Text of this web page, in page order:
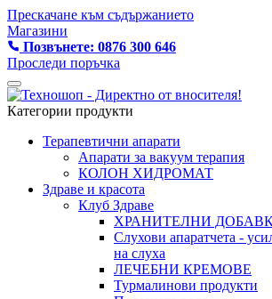
Прескачане към съдържанието
Магазини
Позвънете: 0876 300 646
Проследи поръчка
Категории продукти
Терапевтични апарати
Апарати за вакуум терапия
КОЛОН ХИДРОМАТ
Здраве и красота
Клуб Здраве
ХРАНИТЕЛНИ
Слухови апаратчета -
на слуха
ЛЕЧЕБНИ КРЕМОВЕ
Турмалинови продукти